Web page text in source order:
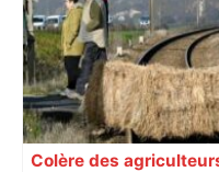
Colère des